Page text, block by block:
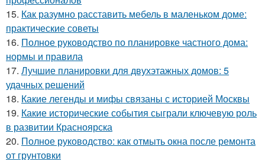
15. Как разумно расставить мебель в маленьком доме:
практические советы
16. Полное руководство по планировке частного дома:
нормы и правила
17. Лучшие планировки для двухэтажных домов: 5
удачных решений
18. Какие легенды и мифы связаны с историей Москвы
19. Какие исторические события сыграли ключевую роль
в развитии Красноярска
20. Полное руководство: как отмыть окна после ремонта
от грунтовки